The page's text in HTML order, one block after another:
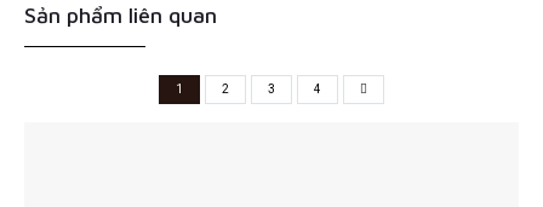
Sản phẩm liên quan
1 2 3 4